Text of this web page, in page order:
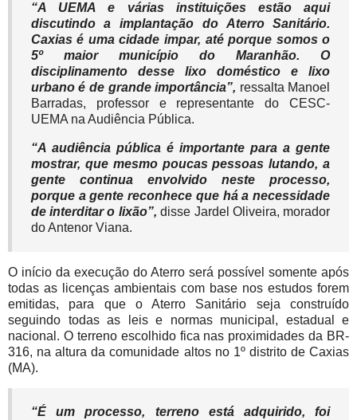
“A UEMA e várias instituições estão aqui
discutindo a implantação do Aterro Sanitário.
Caxias é uma cidade impar, até porque somos o
5º maior município do Maranhão. O
disciplinamento desse lixo doméstico e lixo
urbano é de grande importância”, ressalta Manoel
Barradas, professor e representante do CESC-
UEMA na Audiência Pública.
“A audiência pública é importante para a gente
mostrar, que mesmo poucas pessoas lutando, a
gente continua envolvido neste processo,
porque a gente reconhece que há a necessidade
de interditar o lixão”, disse Jardel Oliveira, morador
do Antenor Viana.
O início da execução do Aterro será possível somente após
todas as licenças ambientais com base nos estudos forem
emitidas, para que o Aterro Sanitário seja construído
seguindo todas as leis e normas municipal, estadual e
nacional. O terreno escolhido fica nas proximidades da BR-
316, na altura da comunidade altos no 1º distrito de Caxias
(MA).
“É um processo, terreno está adquirido, foi